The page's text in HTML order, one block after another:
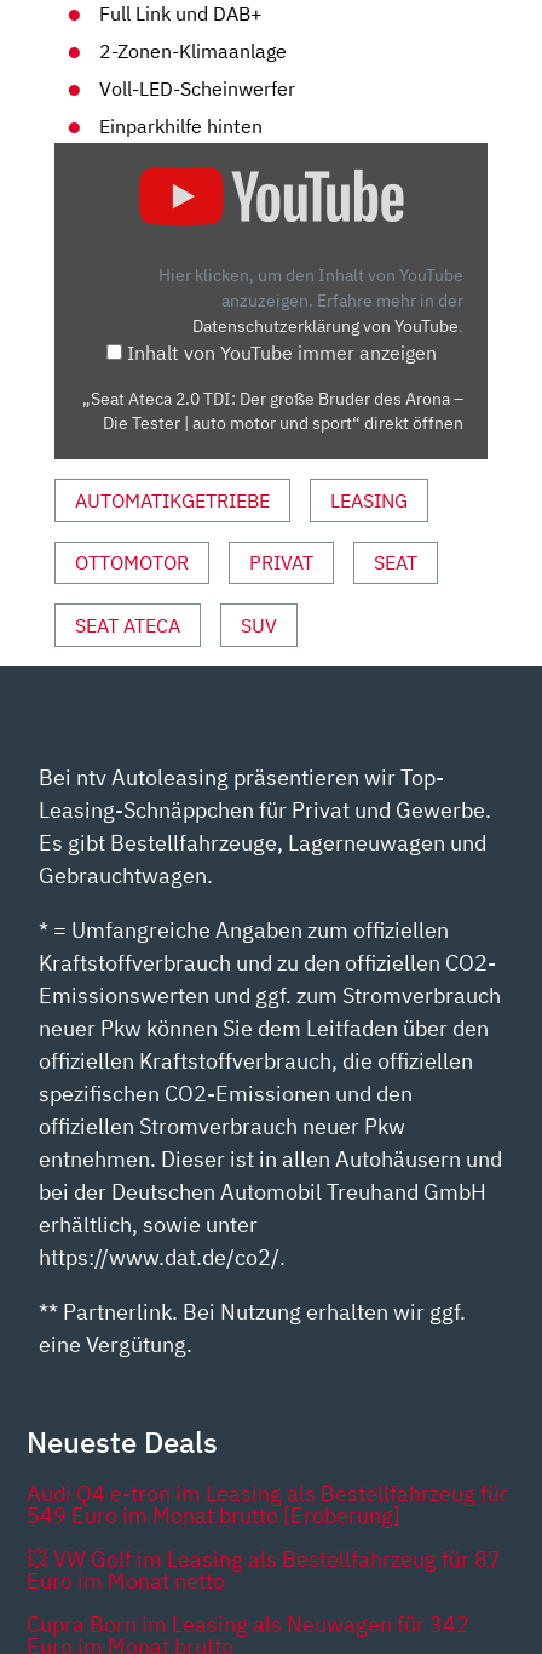
Full Link und DAB+
2-Zonen-Klimaanlage
Voll-LED-Scheinwerfer
Einparkhilfe hinten
RONA –
ESTER |
OTOR U
ND S
PORT“ V
ON Y
Hier klicken, um den Inhalt von YouTube
anzuzeigen. Erfahre mehr in der
Datenschutzerklärung von YouTube.
Inhalt von YouTube immer anzeigen
„Seat Ateca 2.0 TDI: Der große Bruder des Arona –
Die Tester | auto motor und sport“ direkt öffnen
AUTOMATIKGETRIEBE LEASING
OTTOMOTOR PRIVAT SEAT
SEAT ATECA SUV
Bei ntv Autoleasing präsentieren wir Top-
Leasing-Schnäppchen für Privat und Gewerbe.
Es gibt Bestellfahrzeuge, Lagerneuwagen und
Gebrauchtwagen.
* = Umfangreiche Angaben zum offiziellen
Kraftstoffverbrauch und zu den offiziellen CO2-
Emissionswerten und ggf. zum Stromverbrauch
neuer Pkw können Sie dem Leitfaden über den
offiziellen Kraftstoffverbrauch, die offiziellen
spezifischen CO2-Emissionen und den
offiziellen Stromverbrauch neuer Pkw
entnehmen. Dieser ist in allen Autohäusern und
bei der Deutschen Automobil Treuhand GmbH
erhältlich, sowie unter
https://www.dat.de/co2/.
** Partnerlink. Bei Nutzung erhalten wir ggf.
eine Vergütung.
Neueste Deals
Audi Q4 e-tron im Leasing als Bestellfahrzeug für
549 Euro im Monat brutto [Eroberung]
💥 VW Golf im Leasing als Bestellfahrzeug für 87
Euro im Monat netto
Cupra Born im Leasing als Neuwagen für 342
Euro im Monat brutto